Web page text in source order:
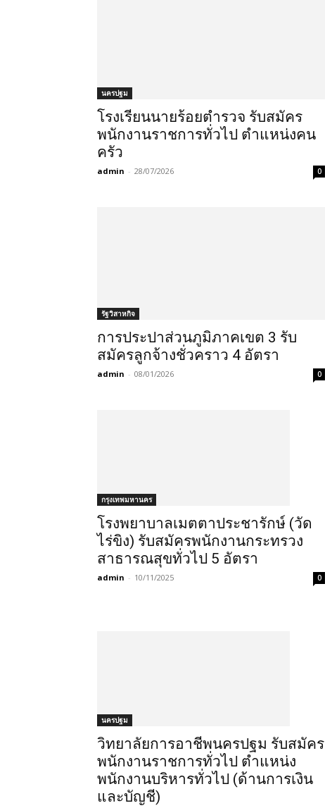
นครปฐม
โรงเรียนนายร้อยตำรวจ รับสมัคร
พนักงานราชการทั่วไป ตำแหน่งคน
ครัว
admin - 28/07/2026 0
รัฐวิสาหกิจ
การประปาส่วนภูมิภาคเขต 3 รับ
สมัครลูกจ้างชั่วคราว 4 อัตรา
admin - 08/01/2026 0
กรุงเทพมหานคร
โรงพยาบาลเมตตาประชารักษ์ (วัด
ไร่ขิง) รับสมัครพนักงานกระทรวง
สาธารณสุขทั่วไป 5 อัตรา
admin - 10/11/2025 0
นครปฐม
วิทยาลัยการอาชีพนครปฐม รับสมัคร
พนักงานราชการทั่วไป ตำแหน่ง
พนักงานบริหารทั่วไป (ด้านการเงิน
และบัญชี)